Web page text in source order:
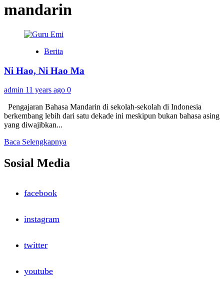
mandarin
Berita
Ni Hao, Ni Hao Ma
admin 11 years ago 0
Pengajaran Bahasa Mandarin di sekolah-sekolah di Indonesia
berkembang lebih dari satu dekade ini meskipun bukan bahasa asing
yang diwajibkan...
Baca Selengkapnya
Ni
Sosial Media
facebook
instagram
twitter
youtube